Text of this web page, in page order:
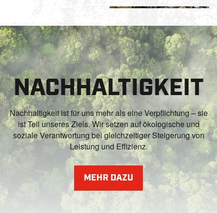
NACHHALTIGKEIT
Nachhaltigkeit ist für uns mehr als eine Verpflichtung – sie
ist Teil unseres Ziels. Wir setzen auf ökologische und
soziale Verantwortung bei gleichzeitiger Steigerung von
Leistung und Effizienz.
MEHR DAZU